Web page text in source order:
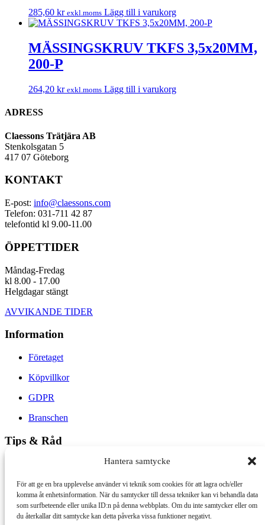
Hantera samtycke
För att ge en bra upplevelse använder vi teknik som cookies för att lagra och/eller
komma åt enhetsinformation. När du samtycker till dessa tekniker kan vi behandla data
som surfbeteende eller unika ID:n på denna webbplats. Om du inte samtycker eller om
du återkallar ditt samtycke kan detta påverka vissa funktioner negativt.
285,60 kr exkl.moms Lägg till i varukorg
MÄSSINGSKRUV TKFS 3,5x20MM,
200-P
264,20 kr exkl.moms Lägg till i varukorg
ADRESS
Claessons Trätjära AB
Stenkolsgatan 5
417 07 Göteborg
KONTAKT
E-post: info@claessons.com
Telefon: 031-711 42 87
telefontid kl 9.00-11.00
ÖPPETTIDER
Måndag-Fredag
kl 8.00 - 17.00
Helgdagar stängt
AVVIKANDE TIDER
Information
Företaget
Köpvillkor
GDPR
Branschen
Tips & Råd
Arbetsbeskrivning för Trätjära
Terpentin och linoljefärg
Slamfärg